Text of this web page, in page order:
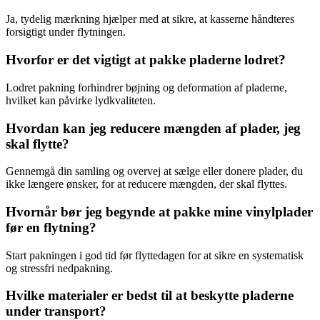
Ja, tydelig mærkning hjælper med at sikre, at kasserne håndteres
forsigtigt under flytningen.
Hvorfor er det vigtigt at pakke pladerne lodret?
Lodret pakning forhindrer bøjning og deformation af pladerne,
hvilket kan påvirke lydkvaliteten.
Hvordan kan jeg reducere mængden af plader, jeg
skal flytte?
Gennemgå din samling og overvej at sælge eller donere plader, du
ikke længere ønsker, for at reducere mængden, der skal flyttes.
Hvornår bør jeg begynde at pakke mine vinylplader
før en flytning?
Start pakningen i god tid før flyttedagen for at sikre en systematisk
og stressfri nedpakning.
Hvilke materialer er bedst til at beskytte pladerne
under transport?